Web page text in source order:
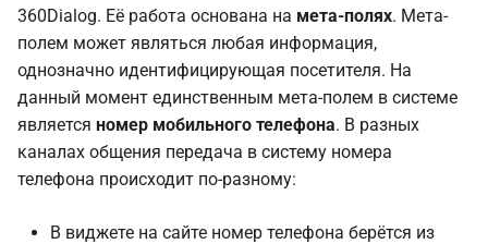
360Dialog. Её работа основана на мета-полях. Мета-
полем может являться любая информация,
однозначно идентифицирующая посетителя. На
данный момент единственным мета-полем в системе
является номер мобильного телефона. В разных
каналах общения передача в систему номера
телефона происходит по-разному:
В виджете на сайте номер телефона берётся из